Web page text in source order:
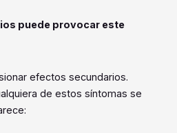
puede provocar este
efectos secundarios.
de estos síntomas se